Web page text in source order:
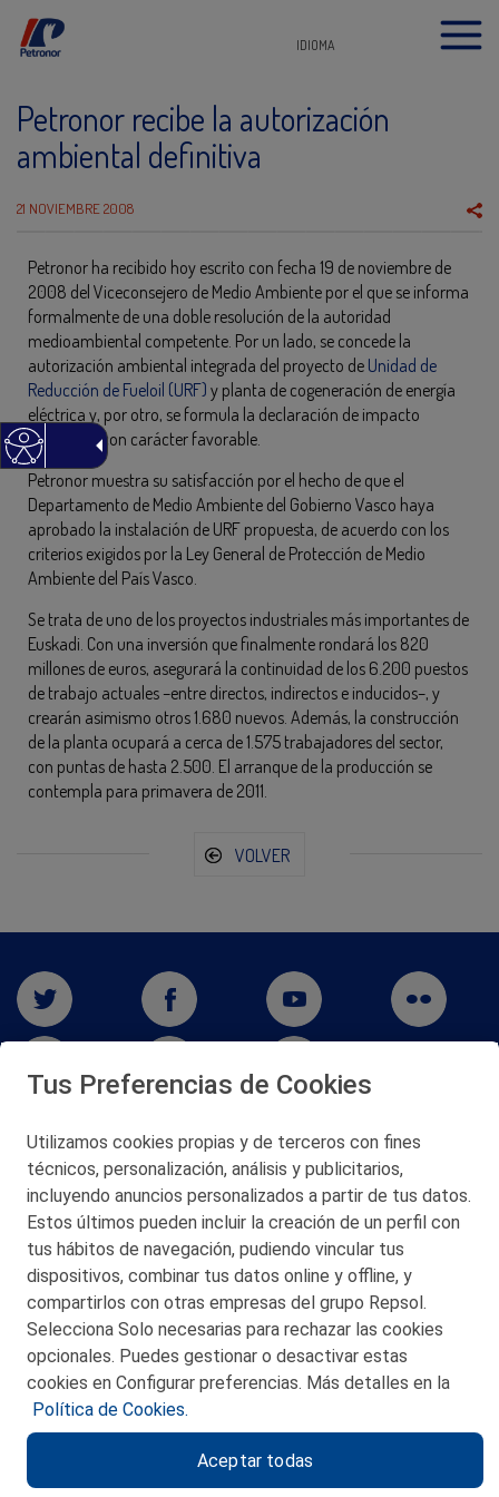
IDIOMA
Petronor recibe la autorización
ambiental definitiva
21 NOVIEMBRE 2008
Petronor ha recibido hoy escrito con fecha 19 de noviembre de
2008 del Viceconsejero de Medio Ambiente por el que se informa
formalmente de una doble resolución de la autoridad
medioambiental competente. Por un lado, se concede la
autorización ambiental integrada del proyecto de Unidad de
Reducción de Fueloil (URF) y planta de cogeneración de energía
eléctrica y, por otro, se formula la declaración de impacto
ambiental con carácter favorable.
Petronor muestra su satisfacción por el hecho de que el
Departamento de Medio Ambiente del Gobierno Vasco haya
aprobado la instalación de URF propuesta, de acuerdo con los
criterios exigidos por la Ley General de Protección de Medio
Ambiente del País Vasco.
Se trata de uno de los proyectos industriales más importantes de
Euskadi. Con una inversión que finalmente rondará los 820
millones de euros, asegurará la continuidad de los 6.200 puestos
de trabajo actuales –entre directos, indirectos e inducidos–, y
crearán asimismo otros 1.680 nuevos. Además, la construcción
de la planta ocupará a cerca de 1.575 trabajadores del sector,
con puntas de hasta 2.500. El arranque de la producción se
contempla para primavera de 2011.
VOLVER
San Martín 5-Edificio Muñatones,
48550 Muskiz (Bizkaia)
Telf. 946 357 000
© 2026 Petronor S.A.
CONTACTO
POLITICA DE PRIVACIDAD
Tus Preferencias de Cookies
Utilizamos cookies propias y de terceros con fines
técnicos, personalización, análisis y publicitarios,
incluyendo anuncios personalizados a partir de tus datos.
Estos últimos pueden incluir la creación de un perfil con
tus hábitos de navegación, pudiendo vincular tus
dispositivos, combinar tus datos online y offline, y
compartirlos con otras empresas del grupo Repsol.
Selecciona Solo necesarias para rechazar las cookies
opcionales. Puedes gestionar o desactivar estas
cookies en Configurar preferencias. Más detalles en la
Política de Cookies.
Aceptar todas